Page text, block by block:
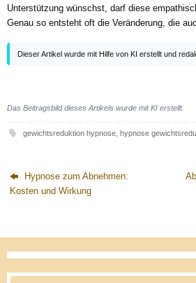
Unterstützung wünschst, darf diese
Genau so entsteht oft die Veränderung, die
Dieser Artikel wurde mit Hilfe von KI erstellt und
Das Beitragsbild dieses Artikels wurde mit KI erstellt.
gewichtsreduktion hypnose, hypnose
Hypnose zum Abnehmen:
Kosten und Wirkung